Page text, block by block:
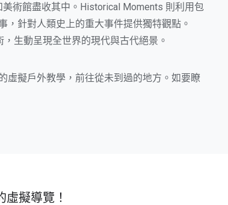
術館盡收其中。Historical Moments 則利用包
，針對人類史上的重大事件提供獨特觀點。
生動呈現全世界的現代與古代絕景。
虛擬戶外教學，前往從未到過的地方。如要瞭
虛擬導覽！